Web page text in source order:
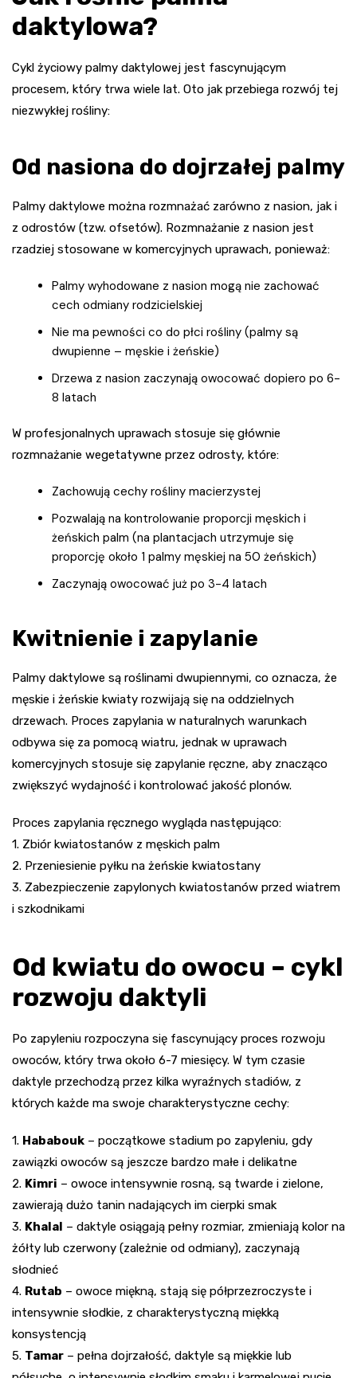
daktylowa?
Cykl życiowy palmy daktylowej jest fascynującym
procesem, który trwa wiele lat. Oto jak przebiega rozwój tej
niezwykłej rośliny:
Od nasiona do dojrzałej palmy
Palmy daktylowe można rozmnażać zarówno z nasion, jak i
z odrostów (tzw. ofsetów). Rozmnażanie z nasion jest
rzadziej stosowane w komercyjnych uprawach, ponieważ:
Palmy wyhodowane z nasion mogą nie zachować
cech odmiany rodzicielskiej
Nie ma pewności co do płci rośliny (palmy są
dwupienne – męskie i żeńskie)
Drzewa z nasion zaczynają owocować dopiero po 6-
8 latach
W profesjonalnych uprawach stosuje się głównie
rozmnażanie wegetatywne przez odrosty, które:
Zachowują cechy rośliny macierzystej
Pozwalają na kontrolowanie proporcji męskich i
żeńskich palm (na plantacjach utrzymuje się
proporcję około 1 palmy męskiej na 50 żeńskich)
Zaczynają owocować już po 3-4 latach
Kwitnienie i zapylanie
Palmy daktylowe są roślinami dwupiennymi, co oznacza, że
męskie i żeńskie kwiaty rozwijają się na oddzielnych
drzewach. Proces zapylania w naturalnych warunkach
odbywa się za pomocą wiatru, jednak w uprawach
komercyjnych stosuje się zapylanie ręczne, aby znacząco
zwiększyć wydajność i kontrolować jakość plonów.
Proces zapylania ręcznego wygląda następująco:
1. Zbiór kwiatostanów z męskich palm
2. Przeniesienie pyłku na żeńskie kwiatostany
3. Zabezpieczenie zapylonych kwiatostanów przed wiatrem
i szkodnikami
Od kwiatu do owocu – cykl
rozwoju daktyli
Po zapyleniu rozpoczyna się fascynujący proces rozwoju
owoców, który trwa około 6-7 miesięcy. W tym czasie
daktyle przechodzą przez kilka wyraźnych stadiów, z
których każde ma swoje charakterystyczne cechy:
1. Hababouk – początkowe stadium po zapyleniu, gdy
zawiązki owoców są jeszcze bardzo małe i delikatne
2. Kimri – owoce intensywnie rosną, są twarde i zielone,
zawierają dużo tanin nadających im cierpki smak
3. Khalal – daktyle osiągają pełny rozmiar, zmieniają kolor na
żółty lub czerwony (zależnie od odmiany), zaczynają
słodnieć
4. Rutab – owoce miękną, stają się półprzezroczyste i
intensywnie słodkie, z charakterystyczną miękką
konsystencją
5. Tamar – pełna dojrzałość, daktyle są miękkie lub